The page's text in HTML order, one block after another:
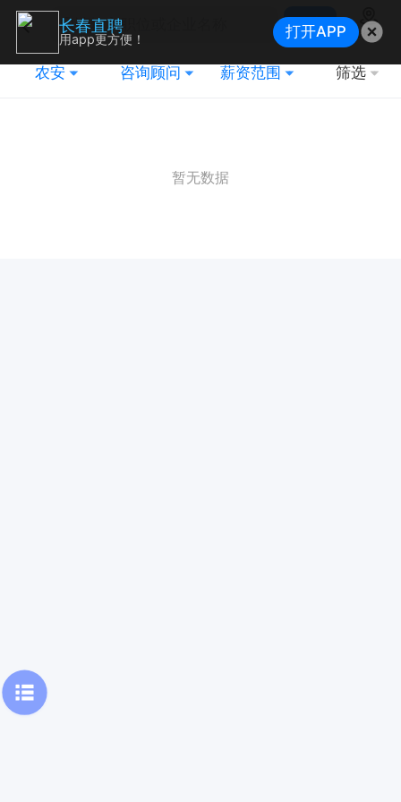
搜索
地图
农安 咨询顾问 薪资范围 筛选
暂无数据
长春直聘
用app更方便！ 打开APP